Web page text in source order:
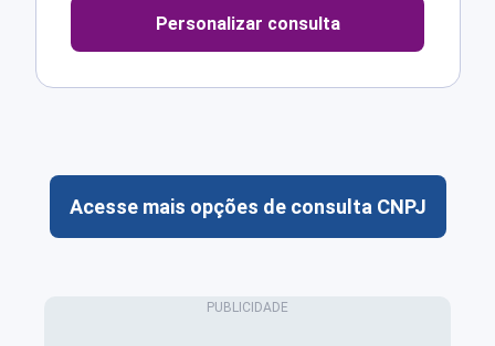
Personalizar consulta
Acesse mais opções de consulta CNPJ